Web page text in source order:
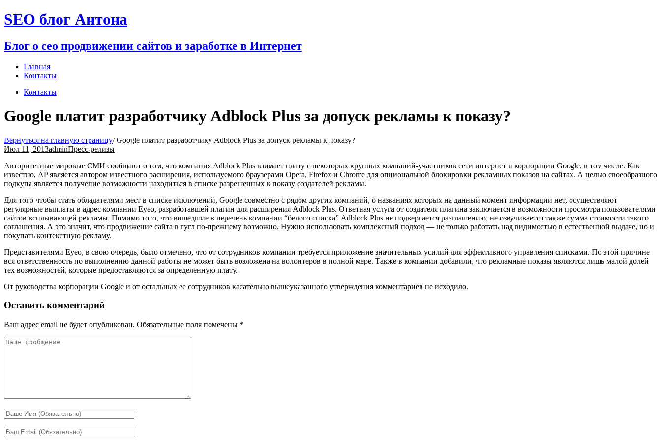
Перейти
к
SEO блог Антона
Блог о сео продвижении сайтов и заработке в Интернет
Главная
Контакты
Контакты
Google платит разработчику Adblock Plus за допуск рекламы к показу?
Вернуться на главную страницу/Google платит разработчику Adblock Plus за допуск рекламы к показу?
Июл 11, 2013adminПресс-релизы
Авторитетные мировые СМИ сообщают о том, что компания Adblock Plus взимает плату с некоторых крупных компаний-участников сети интернет и корпорации Google, в том числе. Как
известно, AP является автором известного расширения, используемого браузерами Opera, Firefox и Chrome для опциональной блокировки рекламных показов на сайтах. А целью своеобразного
подкупа является получение возможности находиться в списке разрешенных к показу создателей рекламы.
Для того чтобы стать обладателями мест в списке исключений, Google совместно с рядом других компаний, о названиях которых на данный момент информации нет, осуществляют
регулярные выплаты в адрес компании Eyeo, разработавшей плагин для расширения Adblock Plus. Ответная услуга от создателя плагина заключается в возможности просмотра пользователями
сайтов всплывающей рекламы. Помимо того, что вошедшие в перечень компании “белого списка” Adblock Plus не подвергается разглашению, не озвучивается также сумма стоимости такого
соглашения. А это значит, что продвижение сайта в гугл по-прежнему возможно. Нужно использовать комплексный подход — не только работать над видимостью в естественной выдаче, но и
покупать контекстную рекламу.
Представителями Eyeo, в свою очередь, было отмечено, что от сотрудников компании требуется приложение значительных усилий для эффективного управления списками. По этой причине
вся ответственность по выполнению данной работы не может быть возложена на волонтеров в полной мере. Также в компании добавили, что рекламные показы являются лишь малой долей
тех возможностей, которые предоставляются за определенную плату.
От руководства корпорации Google и от остальных ее сотрудников касательно вышеуказанного утверждения комментариев не исходило.
Оставить комментарий
Ваш адрес email не будет опубликован. Обязательные поля помечены *